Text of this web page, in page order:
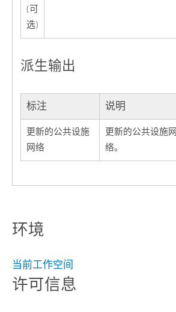
(可
选)
派生输出
标注 说明
更新的公共设施
网络
更新的公共设施网
络。
环境
当前工作空间
许可信息